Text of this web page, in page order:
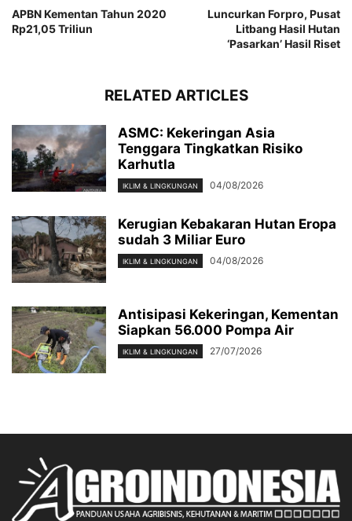
APBN Kementan Tahun 2020
Rp21,05 Triliun
Luncurkan Forpro, Pusat
Litbang Hasil Hutan
‘Pasarkan’ Hasil Riset
RELATED ARTICLES
ASMC: Kekeringan Asia
Tenggara Tingkatkan Risiko
Karhutla
IKLIM & LINGKUNGAN 04/08/2026
Kerugian Kebakaran Hutan Eropa
sudah 3 Miliar Euro
IKLIM & LINGKUNGAN 04/08/2026
Antisipasi Kekeringan, Kementan
Siapkan 56.000 Pompa Air
IKLIM & LINGKUNGAN 27/07/2026